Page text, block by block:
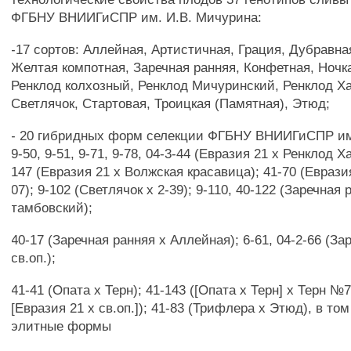
ФГБНУ ВНИИГиСПР им. И.В. Мичурина:
-17 сортов: Аллейная, Артистичная, Грация,
Желтая компотная, Заречная ранняя, Конфетная,
Ренклод колхозный, Ренклод Мичуринский, Ренклод
Светлячок, Стартовая, Троицкая (Памятная), Этюд;
- 20 гибридных форм селекции ФГБНУ ВНИИГиСПР
9-50, 9-51, 9-71, 9-78, 04-3-44 (Евразия 21 х Ренклод
147 (Евразия 21 х Волжская красавица); 41-70
07); 9-102 (Светлячок х 2-39); 9-110, 40-122 (Заречная
тамбовский);
40-17 (Заречная ранняя х Аллейная); 6-61, 04-2-66
св.оп.);
41-41 (Опата х Терн); 41-143 ([Опата х Терн] х Терн
[Евразия 21 х св.оп.]); 41-83 (Трифлера х Этюд), в
элитные формы